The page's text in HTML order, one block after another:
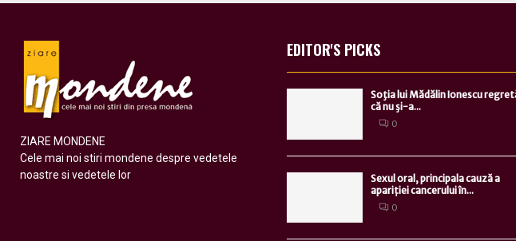
ZIARE MONDENE
Cele mai noi stiri mondene despre vedetele
noastre si vedetele lor
EDITOR'S PICKS
Soţia lui Mădălin Ionescu
că nu şi-a...
0
Sexul oral, principala cauză a
apariției cancerului în...
0